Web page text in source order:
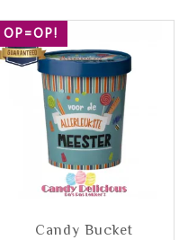
OP=OP!
Candy Bucket